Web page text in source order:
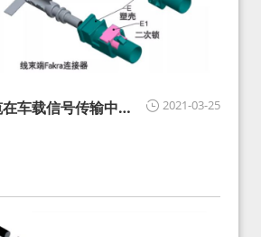
2021-03-25
车载信号传输中的